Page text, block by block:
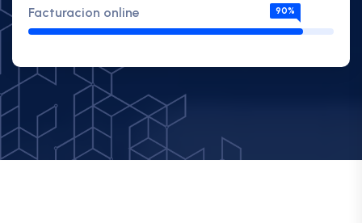
Facturacion online 90%